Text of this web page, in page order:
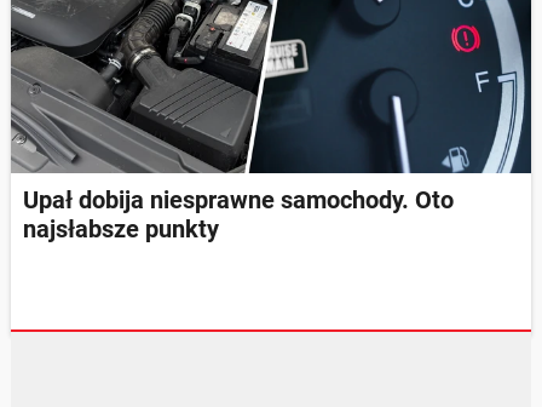
Upał dobija niesprawne samochody. Oto
najsłabsze punkty